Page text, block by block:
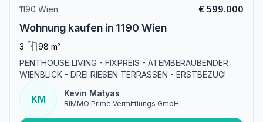
1190 Wien € 599.000
Wohnung kaufen in 1190 Wien
3
98 m²
PENTHOUSE LIVING - FIXPREIS - ATEMBERAUBENDER
WIENBLICK - DREI RIESEN TERRASSEN - ERSTBEZUG!
KM
Kevin Matyas
RIMMO Prime Vermittlungs GmbH